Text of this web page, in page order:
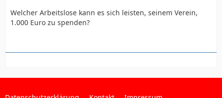
Welcher Arbeitslose kann es sich leisten, seinem Verein,
1.000 Euro zu spenden?